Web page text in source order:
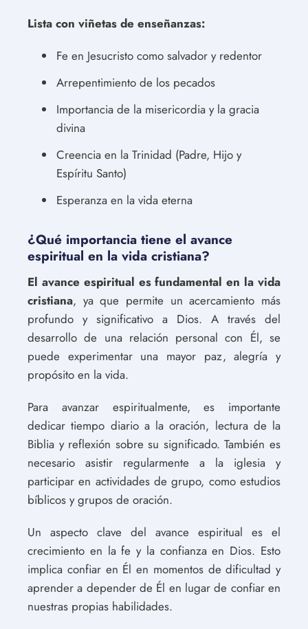
Lista con viñetas de enseñanzas:
Fe en Jesucristo como salvador y redentor
Arrepentimiento de los pecados
Importancia de la misericordia y la gracia
divina
Creencia en la Trinidad (Padre, Hijo y
Espíritu Santo)
Esperanza en la vida eterna
¿Qué importancia tiene el avance
espiritual en la vida cristiana?
El avance espiritual es fundamental en la vida
cristiana, ya que permite un acercamiento más
profundo y significativo a Dios. A través del
desarrollo de una relación personal con Él, se
puede experimentar una mayor paz, alegría y
propósito en la vida.
Para avanzar espiritualmente, es importante
dedicar tiempo diario a la oración, lectura de la
Biblia y reflexión sobre su significado. También es
necesario asistir regularmente a la iglesia y
participar en actividades de grupo, como estudios
bíblicos y grupos de oración.
Un aspecto clave del avance espiritual es el
crecimiento en la fe y la confianza en Dios. Esto
implica confiar en Él en momentos de dificultad y
aprender a depender de Él en lugar de confiar en
nuestras propias habilidades.